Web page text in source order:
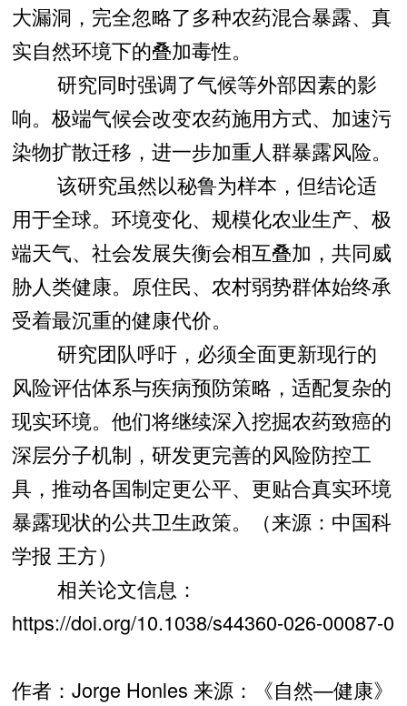
大漏洞，完全忽略了多种农药混合暴露、真
实自然环境下的叠加毒性。
研究同时强调了气候等外部因素的影
响。极端气候会改变农药施用方式、加速污
染物扩散迁移，进一步加重人群暴露风险。
该研究虽然以秘鲁为样本，但结论适
用于全球。环境变化、规模化农业生产、极
端天气、社会发展失衡会相互叠加，共同威
胁人类健康。原住民、农村弱势群体始终承
受着最沉重的健康代价。
研究团队呼吁，必须全面更新现行的
风险评估体系与疾病预防策略，适配复杂的
现实环境。他们将继续深入挖掘农药致癌的
深层分子机制，研发更完善的风险防控工
具，推动各国制定更公平、更贴合真实环境
暴露现状的公共卫生政策。（来源：中国科
学报 王方）
相关论文信息：
https://doi.org/10.1038/s44360-026-00087-0
作者：Jorge Honles 来源：《自然—健康》